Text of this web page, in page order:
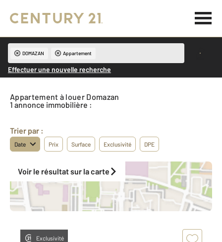
DOMAZAN Appartement
Effectuer une nouvelle recherche
Appartement à louer Domazan
1 annonce immobilière :
Trier par :
Date Prix Surface Exclusivité DPE
Voir le résultat sur la carte
Exclusivité